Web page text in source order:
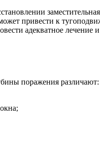
привести к
адекватное лечение
поражения различают: